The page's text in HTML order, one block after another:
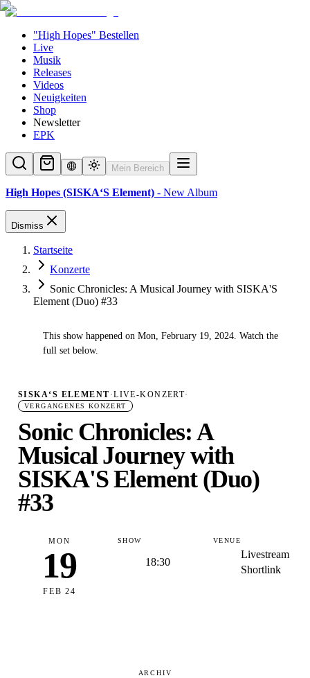
"High Hopes" Bestellen
Live
Musik
Releases
Videos
Neuigkeiten
Shop
Newsletter
EPK
Mein Bereich
High Hopes (SISKA‘S Element) - New Album
Dismiss
Startseite
Konzerte
Sonic Chronicles: A Musical Journey with SISKA'S
Element (Duo) #33
This show happened on Mon, February 19, 2024. Watch the
full set below.
SISKA‘S ELEMENT ·LIVE-KONZERT·
VERGANGENES KONZERT
Sonic Chronicles: A
Musical Journey with
SISKA'S Element (Duo)
#33
MON
19
FEB 24
SHOW
18:30
VENUE
Livestream
Shortlink
ARCHIV